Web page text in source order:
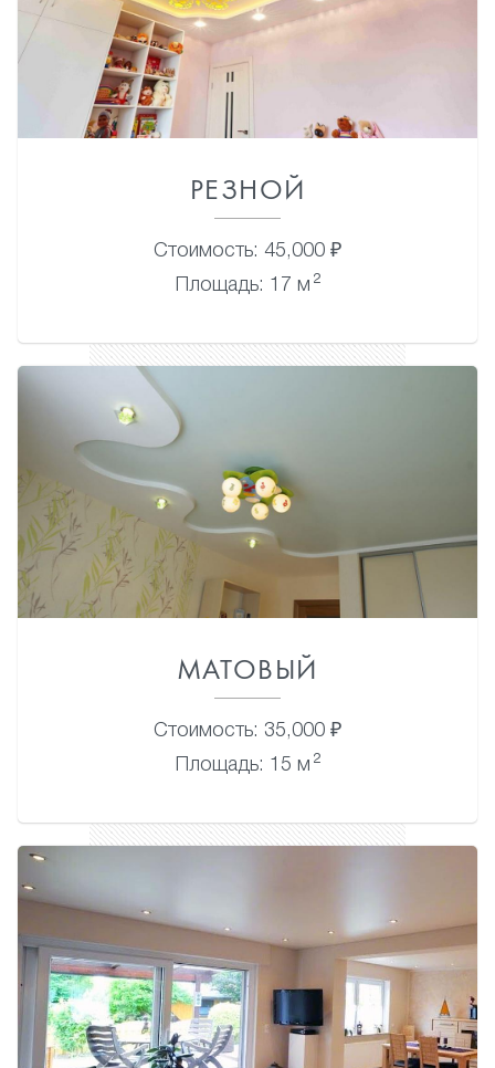
РЕЗНОЙ
Стоимость: 45,000 ₽
Площадь: 17 м 2
МАТОВЫЙ
Стоимость: 35,000 ₽
Площадь: 15 м 2